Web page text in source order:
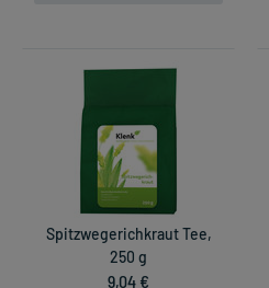
Spitzwegerichkraut Tee,
250 g
9,04 €